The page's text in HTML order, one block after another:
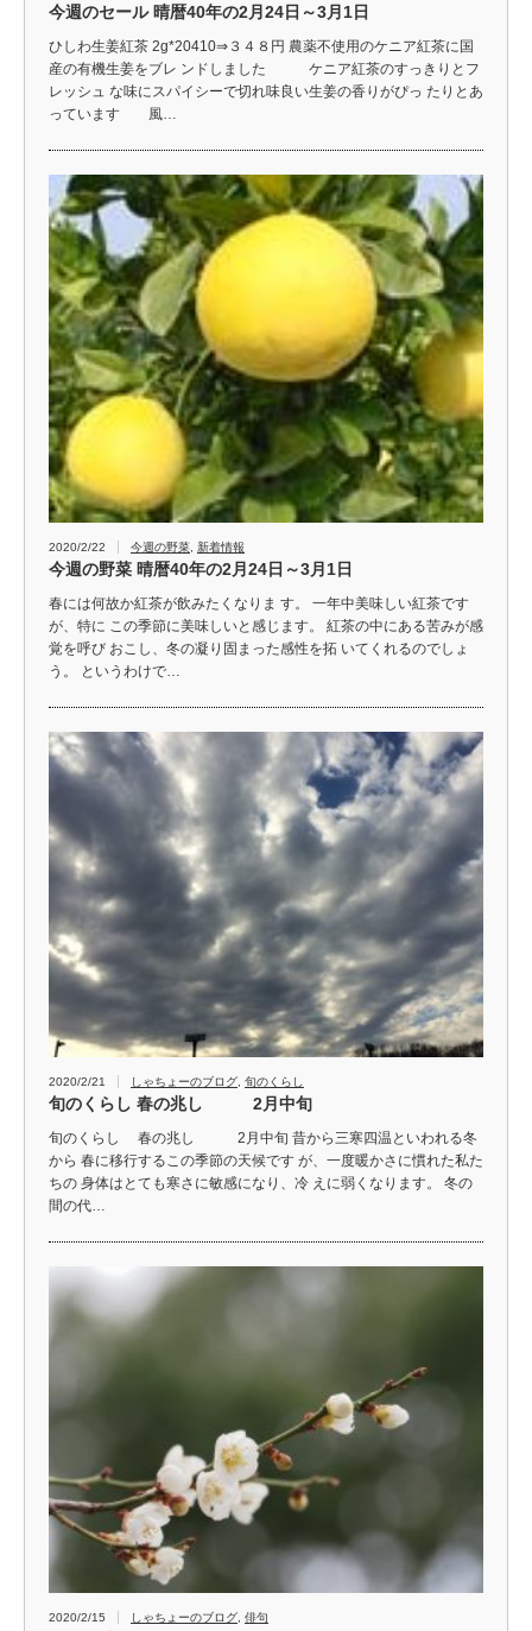
今週のセール 晴暦40年の2月24日～3月1日
ひしわ生姜紅茶 2g*20410⇒３４８円 農薬不使用のケニア紅茶に国
産の有機生姜をブレ ンドしました ケニア紅茶のすっきりとフ
レッシュ な味にスパイシーで切れ味良い生姜の香りがぴっ たりとあ
っています 風…
2020/2/22 今週の野菜 新着情報
今週の野菜 晴暦40年の2月24日～3月1日
春には何故か紅茶が飲みたくなりま す。 一年中美味しい紅茶です
が、特に この季節に美味しいと感じます。 紅茶の中にある苦みが感
覚を呼び おこし、冬の凝り固まった感性を拓 いてくれるのでしょ
う。 というわけで…
2020/2/21 しゃちょーのブログ, 旬のくらし
旬のくらし 春の兆し 2月中旬
旬のくらし 春の兆し 2月中旬 昔から三寒四温といわれる冬
から 春に移行するこの季節の天候です が、一度暖かさに慣れた私た
ちの 身体はとても寒さに敏感になり、冷 えに弱くなります。 冬の
間の代…
2020/2/15 しゃちょーのブログ 俳句